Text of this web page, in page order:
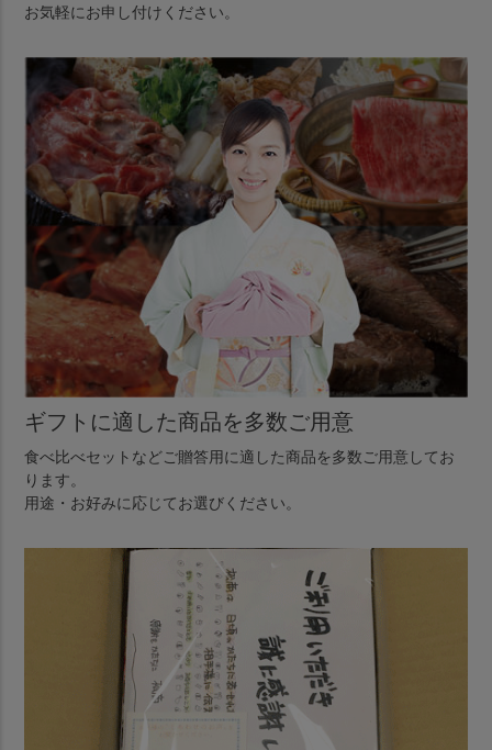
お気軽にお申し付けください。
ギフトに適した商品を多数ご用意
食べ比べセットなどご贈答用に適した商品を多数ご用意してお
ります。
用途・お好みに応じてお選びください。